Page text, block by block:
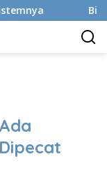
Bikin Gen